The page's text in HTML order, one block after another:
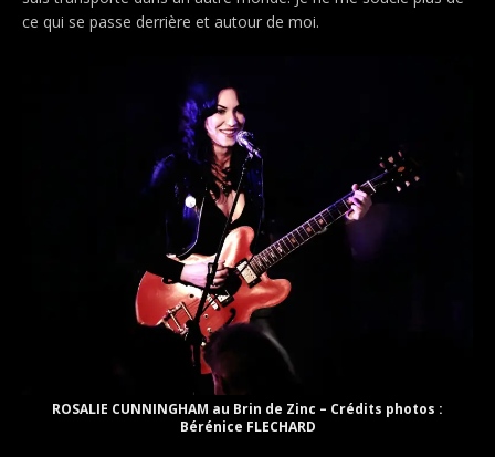
ce qui se passe derrière et autour de moi.
ROSALIE CUNNINGHAM au Brin de Zinc – Crédits photos :
Bérénice FLECHARD